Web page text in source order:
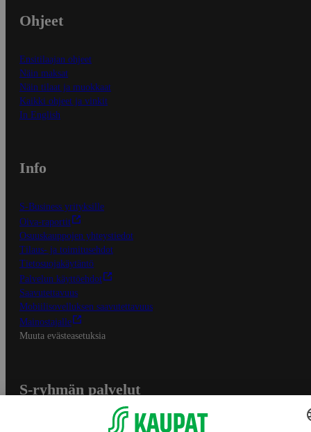
Ohjeet
Ensitilaajan ohjeet
Näin maksat
Näin tilaat ja muokkaat
Kaikki ohjeet ja vinkit
In English
Info
S-Business yrityksille
Oiva-raportit
Osuuskauppojen yhteystiedot
Tilaus- ja toimitusehdot
Tietosuojakäytäntö
Palvelun käyttöehdot
Saavutettavuus
Mobiilisovelluksen saavutettavuus
Mainostajalle
Muuta evästeasetuksia
S-ryhmän palvelut